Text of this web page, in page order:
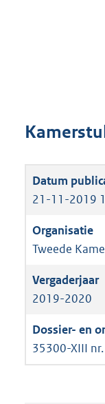
21-11-2019
Tweede
2019-2020
35300-XIII